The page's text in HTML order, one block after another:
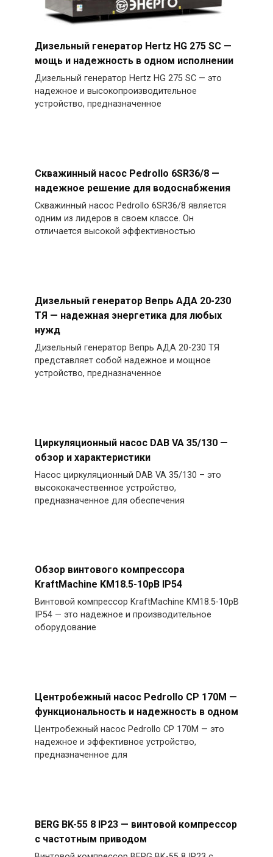
Дизельный генератор Hertz HG 275 SC —
мощь и надежность в одном исполнении
Дизельный генератор Hertz HG 275 SC — это
надежное и высокопроизводительное
устройство, предназначенное
Скважинный насос Pedrollo 6SR36/8 —
надежное решение для водоснабжения
Скважинный насос Pedrollo 6SR36/8 является
одним из лидеров в своем классе. Он
отличается высокой эффективностью
Дизельный генератор Вепрь АДА 20-230
ТЯ — надежная энергетика для любых
нужд
Дизельный генератор Вепрь АДА 20-230 ТЯ
представляет собой надежное и мощное
устройство, предназначенное
Циркуляционный насос DAB VA 35/130 —
обзор и характеристики
Насос циркуляционный DAB VA 35/130 – это
высококачественное устройство,
предназначенное для обеспечения
Обзор винтового компрессора
KraftMachine KM18.5-10рВ IP54
Винтовой компрессор KraftMachine KM18.5-10рВ
IP54 — это надежное и производительное
оборудование
Центробежный насос Pedrollo CP 170M —
функциональность и надежность в одном
Центробежный насос Pedrollo CP 170M — это
надежное и эффективное устройство,
предназначенное для
BERG BK-55 8 IP23 — винтовой компрессор
с частотным приводом